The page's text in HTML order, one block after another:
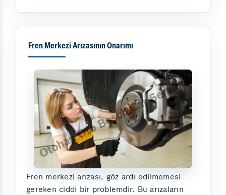
Fren Merkezi Arızasının Onarımı
Fren merkezi arızası, göz ardı edilmemesi
gereken ciddi bir problemdir. Bu arızaların